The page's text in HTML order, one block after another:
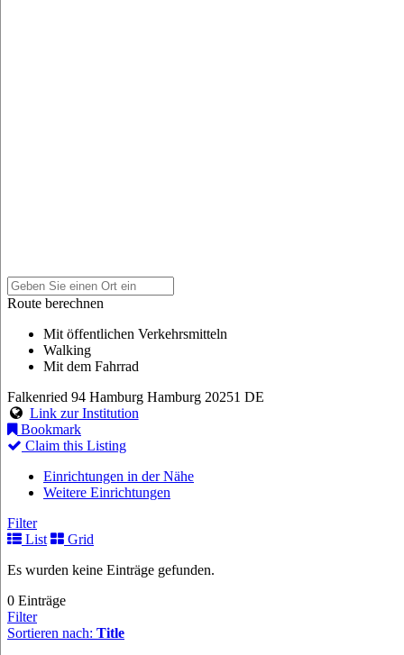
Route berechnen
Mit öffentlichen Verkehrsmitteln
Walking
Mit dem Fahrrad
Falkenried 94 Hamburg Hamburg 20251 DE
Link zur Institution
Bookmark
Claim this Listing
Einrichtungen in der Nähe
Weitere Einrichtungen
Filter
List
Grid
Es wurden keine Einträge gefunden.
0 Einträge
Filter
Sortieren nach: Title